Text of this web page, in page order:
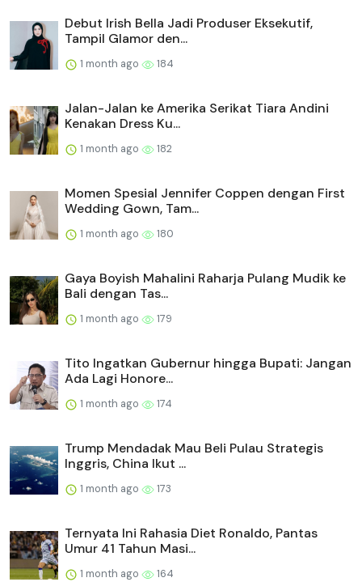
Debut Irish Bella Jadi Produser Eksekutif,
Tampil Glamor den...
1 month ago 184
Jalan-Jalan ke Amerika Serikat Tiara Andini
Kenakan Dress Ku...
1 month ago 182
Momen Spesial Jennifer Coppen dengan First
Wedding Gown, Tam...
1 month ago 180
Gaya Boyish Mahalini Raharja Pulang Mudik ke
Bali dengan Tas...
1 month ago 179
Tito Ingatkan Gubernur hingga Bupati: Jangan
Ada Lagi Honore...
1 month ago 174
Trump Mendadak Mau Beli Pulau Strategis
Inggris, China Ikut ...
1 month ago 173
Ternyata Ini Rahasia Diet Ronaldo, Pantas
Umur 41 Tahun Masi...
1 month ago 164